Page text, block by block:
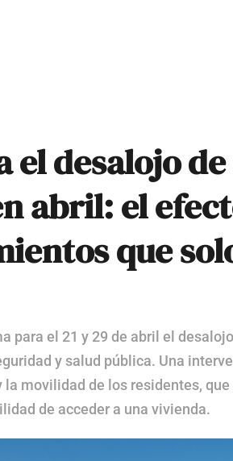
el desalojo de
abril: el
que
para el 21 y 29 de abril el
y salud pública. Una
movilidad de los residentes,
de acceder a una vivienda.